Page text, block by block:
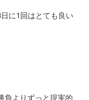
に1回はとても良い
負よりずっと現実的